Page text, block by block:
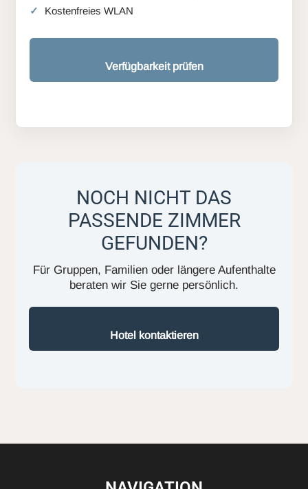
Kostenfreies WLAN
Verfügbarkeit prüfen
NOCH NICHT DAS
PASSENDE ZIMMER
GEFUNDEN?
Für Gruppen, Familien oder längere Aufenthalte
beraten wir Sie gerne persönlich.
Hotel kontaktieren